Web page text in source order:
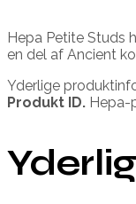
Hepa Petite Studs
en del af Ancient
Yderlige
Produkt ID. Hepa-